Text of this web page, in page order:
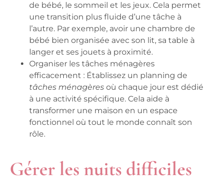
de bébé, le sommeil et les jeux. Cela permet
une transition plus fluide d’une tâche à
l’autre. Par exemple, avoir une chambre de
bébé bien organisée avec son lit, sa table à
langer et ses jouets à proximité.
Organiser les tâches ménagères
efficacement : Établissez un planning de
tâches ménagères où chaque jour est dédié
à une activité spécifique. Cela aide à
transformer une maison en un espace
fonctionnel où tout le monde connaît son
rôle.
Gérer les nuits difficiles